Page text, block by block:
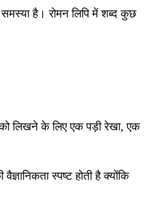
है। रोमन लिपि में शब्द कुछ
को लिखने के लिए एक पड़ी रेखा,एक
स्पष्ट होती है क्योंकि